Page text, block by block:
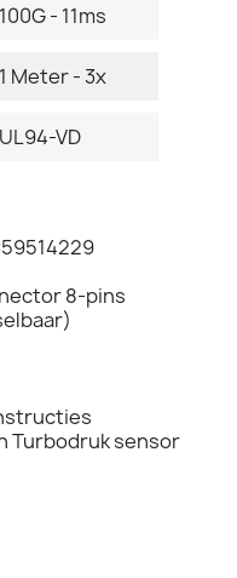
100G - 11ms
1 Meter - 3x
UL94-VD
8-pins
Turbodruk sensor